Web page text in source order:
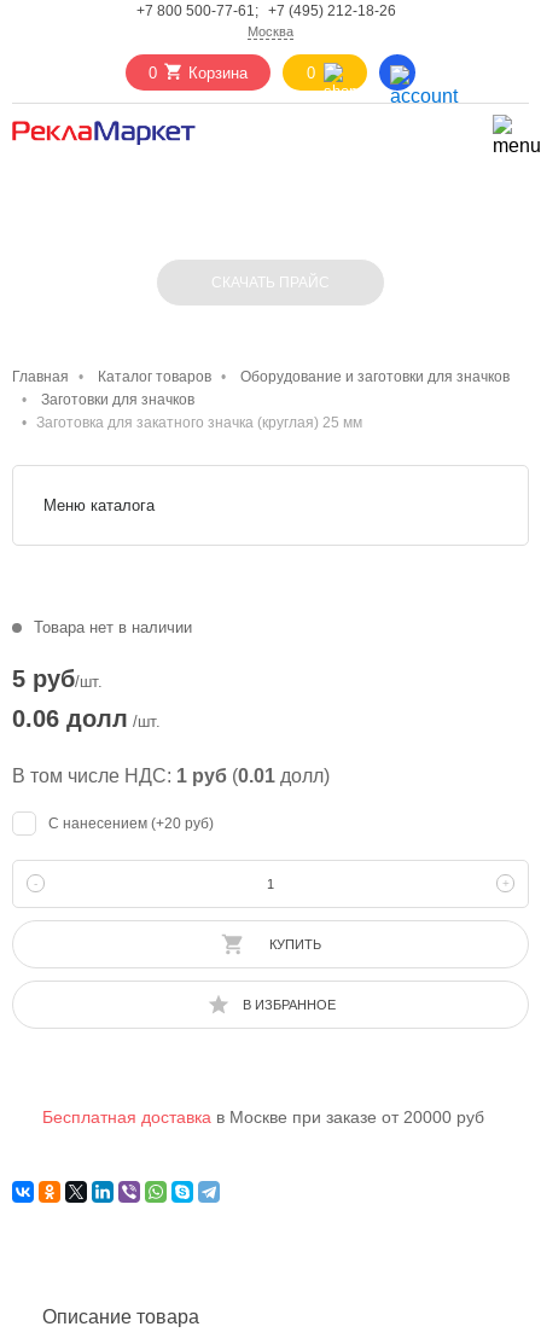
+7 800 500-77-61; +7 (495) 212-18-26
Москва
0 Корзина 0
СКАЧАТЬ ПРАЙС
Главная Каталог товаров
Оборудование и заготовки для значков
Заготовки для значков
Заготовка для закатного значка (круглая) 25 мм
Меню каталога
Товара нет в наличии
5 руб/шт.
0.06 долл /шт.
В том числе НДС: 1 руб (0.01 долл)
С нанесением (+20 руб)
- +
КУПИТЬ
В ИЗБРАННОЕ
Бесплатная доставка в Москве при заказе от 20000 руб
Описание товара